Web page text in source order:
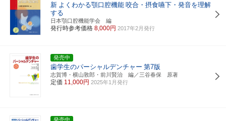
新 よくわかる顎口腔機能 咬合・摂食嚥下・発音を理解
する
日本顎口腔機能学会 編
発行時参考価格 8,000円 2017年2月発行
発売中
歯学生のパーシャルデンチャー 第7版
志賀博・横山敦郎・前川賢治 編／三谷春保 原著
定価 11,000円 2025年1月発行
発売中